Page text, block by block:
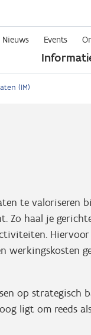
en
naar
de
Nieuws Events
(IM)
te valoriseren
Zo haal je
Hiervoor
werkingskosten
op strategisch
ligt om reeds